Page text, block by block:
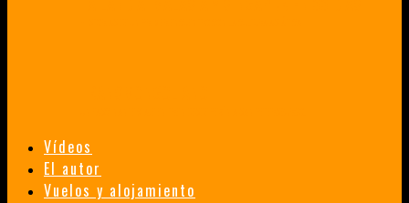
Vídeos
El autor
Vuelos y alojamiento